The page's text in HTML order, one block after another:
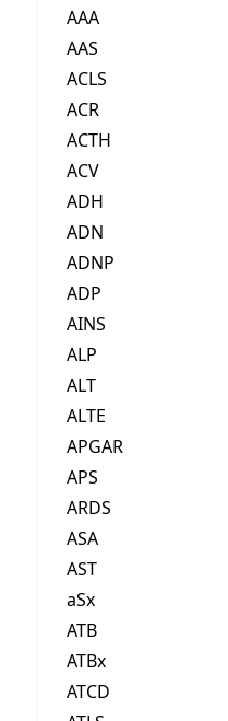
AAA
AAS
ACLS
ACR
ACTH
ACV
ADH
ADN
ADNP
ADP
AINS
ALP
ALT
ALTE
APGAR
APS
ARDS
ASA
AST
aSx
ATB
ATBx
ATCD